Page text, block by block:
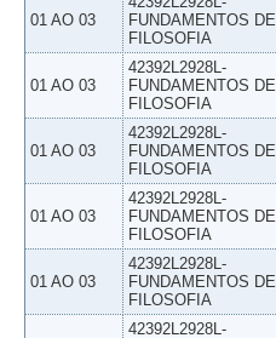
01 AO 03
FUNDAMENTOS DE
FILOSOFIA
01 AO 03
42392L2928L-
FUNDAMENTOS DE
FILOSOFIA
01 AO 03
42392L2928L-
FUNDAMENTOS DE
FILOSOFIA
01 AO 03
42392L2928L-
FUNDAMENTOS DE
FILOSOFIA
01 AO 03
42392L2928L-
FUNDAMENTOS DE
FILOSOFIA
42392L2928L-